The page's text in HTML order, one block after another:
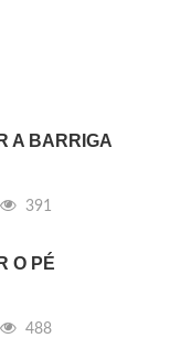
A BARRIGA
391
O PÉ
488